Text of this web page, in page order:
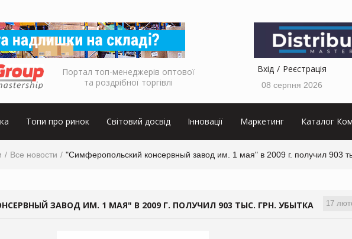
Портал топ-менеджерів оптової
та роздрібної торгівлі
Вхід Реєстрація
08 серпня 2026
Топи про ринок Світовий досвід Інновації Маркетинг Каталог
Все новости "Симферопольский консервный завод им. 1 мая" в 2009 г. получил 903
17
ЗАВОД ИМ. 1 МАЯ" В 2009 Г. ПОЛУЧИЛ 903 ТЫС. ГРН. УБЫТКА